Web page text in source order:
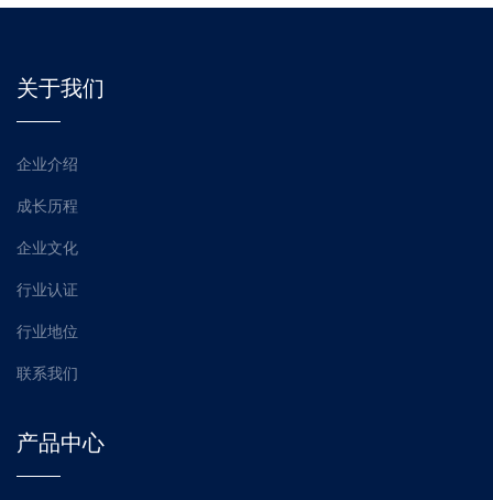
关于我们
企业介绍
成长历程
企业文化
行业认证
行业地位
联系我们
产品中心